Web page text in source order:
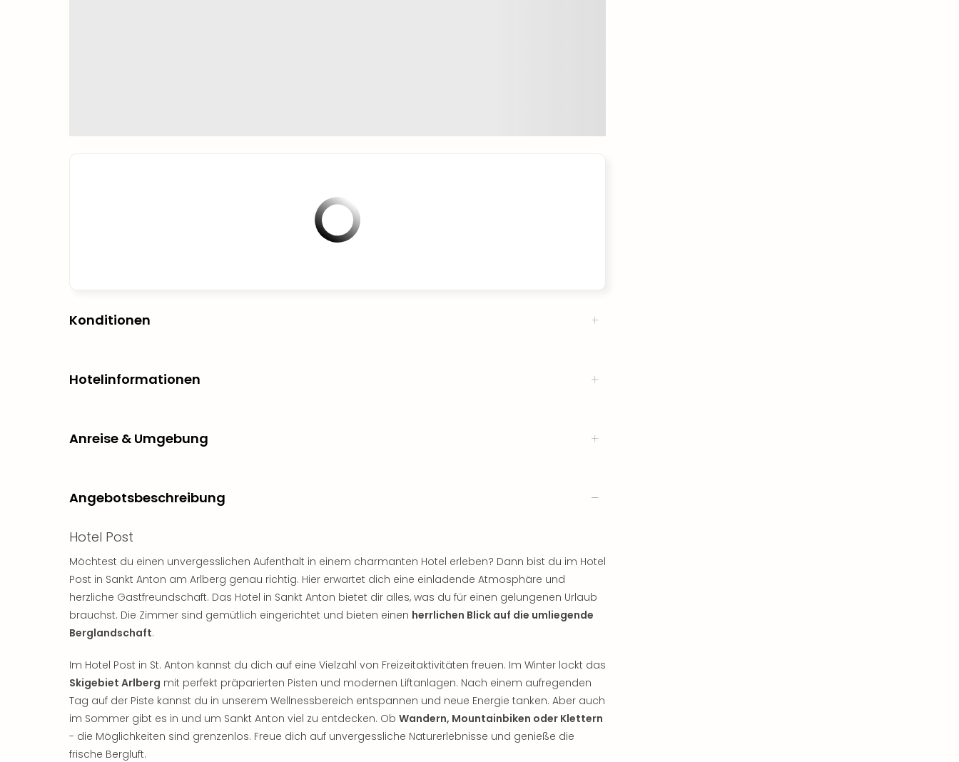
Konditionen
Hotelinformationen
Anreise & Umgebung
Angebotsbeschreibung
Hotel Post
Möchtest du einen unvergesslichen Aufenthalt in einem charmanten Hotel erleben? Dann bist du im Hotel
Post in Sankt Anton am Arlberg genau richtig. Hier erwartet dich eine einladende Atmosphäre und
herzliche Gastfreundschaft. Das Hotel in Sankt Anton bietet dir alles, was du für einen gelungenen Urlaub
brauchst. Die Zimmer sind gemütlich eingerichtet und bieten einen herrlichen Blick auf die umliegende
Berglandschaft.
Im Hotel Post in St. Anton kannst du dich auf eine Vielzahl von Freizeitaktivitäten freuen. Im Winter lockt das
Skigebiet Arlberg mit perfekt präparierten Pisten und modernen Liftanlagen. Nach einem aufregenden
Tag auf der Piste kannst du in unserem Wellnessbereich entspannen und neue Energie tanken. Aber auch
im Sommer gibt es in und um Sankt Anton viel zu entdecken. Ob Wandern, Mountainbiken oder Klettern
- die Möglichkeiten sind grenzenlos. Freue dich auf unvergessliche Naturerlebnisse und genieße die
frische Bergluft.